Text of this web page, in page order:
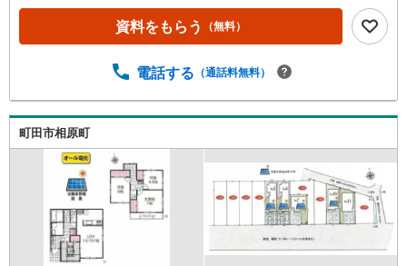
資料をもらう （無料）
電話する （通話料無料）
町田市相原町